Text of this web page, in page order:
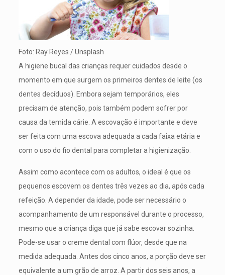
Foto: Ray Reyes / Unsplash
A higiene bucal das crianças requer cuidados desde o
momento em que surgem os primeiros dentes de leite (os
dentes decíduos). Embora sejam temporários, eles
precisam de atenção, pois também podem sofrer por
causa da temida cárie. A escovação é importante e deve
ser feita com uma escova adequada a cada faixa etária e
com o uso do fio dental para completar a higienização.
Assim como acontece com os adultos, o ideal é que os
pequenos escovem os dentes três vezes ao dia, após cada
refeição. A depender da idade, pode ser necessário o
acompanhamento de um responsável durante o processo,
mesmo que a criança diga que já sabe escovar sozinha.
Pode-se usar o creme dental com flúor, desde que na
medida adequada. Antes dos cinco anos, a porção deve ser
equivalente a um grão de arroz. A partir dos seis anos, a